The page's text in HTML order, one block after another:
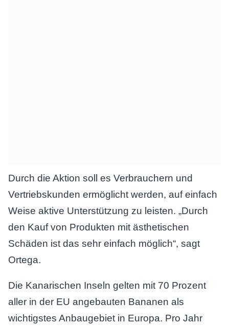
Durch die Aktion soll es Verbrauchern und
Vertriebskunden ermöglicht werden, auf einfach
Weise aktive Unterstützung zu leisten. „Durch
den Kauf von Produkten mit ästhetischen
Schäden ist das sehr einfach möglich“, sagt
Ortega.
Die Kanarischen Inseln gelten mit 70 Prozent
aller in der EU angebauten Bananen als
wichtigstes Anbaugebiet in Europa. Pro Jahr